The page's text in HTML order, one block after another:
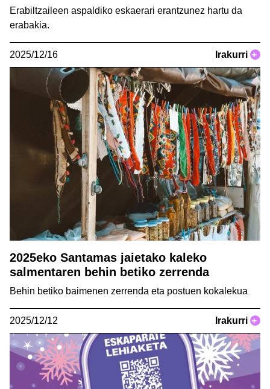
Erabiltzaileen aspaldiko eskaerari erantzunez hartu da
erabakia.
2025/12/16 Irakurri +
2025eko Santamas jaietako kaleko
salmentaren behin betiko zerrenda
Behin betiko baimenen zerrenda eta postuen kokalekua
2025/12/12 Irakurri +